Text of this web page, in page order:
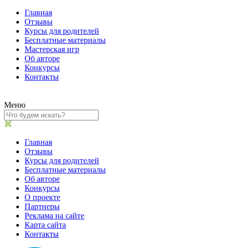
Главная
Отзывы
Курсы для родителей
Бесплатные материалы
Мастерская игр
Об авторе
Конкурсы
Контакты
Меню
Главная
Отзывы
Курсы для родителей
Бесплатные материалы
Об авторе
Конкурсы
О проекте
Партнеры
Реклама на сайте
Карта сайта
Контакты